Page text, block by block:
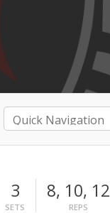
3
SETS
8, 10, 12
REPS